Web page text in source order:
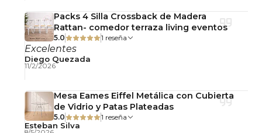
home office o estudios
Materiales duraderos y fáciles de mantener
Espalda y cuello protegidos gracias a su
ergonomía
Modo de Uso y Recomendaciones:
Ideal para escritorios, salas de estudio o
Packs 4 Silla Crossback de Madera
Rattan- comedor terraza living eventos
5.0 1 reseña
Excelentes
Diego Quezada
11/2/2026
Mesa Eames Eiffel Metálica con Cubierta
de Vidrio y Patas Plateadas
5.0 1 reseña
Esteban Silva